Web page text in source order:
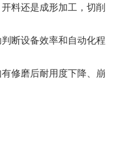
料还是成形加工，切削
断设备效率和自动化程
修磨后耐用度下降、崩